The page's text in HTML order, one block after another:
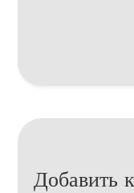
Добавить